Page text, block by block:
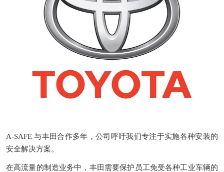
A-SAFE与丰田合作多年，公司呼吁我们专注于实施各种安装的
安全解决方案。
在高流量的制造业务中，丰田需要保护员工免受各种工业车辆的